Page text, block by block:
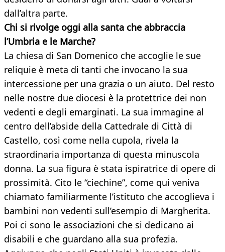
dall’altra parte.
Chi si rivolge oggi alla santa che abbraccia
l’Umbria e le Marche?
La chiesa di San Domenico che accoglie le sue
reliquie è meta di tanti che invocano la sua
intercessione per una grazia o un aiuto. Del resto
nelle nostre due diocesi è la protettrice dei non
vedenti e degli emarginati. La sua immagine al
centro dell’abside della Cattedrale di Città di
Castello, così come nella cupola, rivela la
straordinaria importanza di questa minuscola
donna. La sua figura è stata ispiratrice di opere di
prossimità. Cito le “ciechine”, come qui veniva
chiamato familiarmente l’istituto che accoglieva i
bambini non vedenti sull’esempio di Margherita.
Poi ci sono le associazioni che si dedicano ai
disabili e che guardano alla sua profezia.